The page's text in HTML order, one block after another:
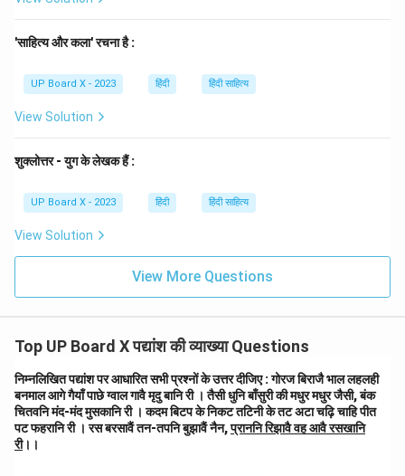
'साहित्य और कला' रचना है :
UP Board X - 2023 हिंदी हिंदी साहित्य
View Solution
शुक्लोत्तर - युग के लेखक हैं :
UP Board X - 2023 हिंदी हिंदी साहित्य
View Solution
View More Questions
Top UP Board X पद्यांश की व्याख्या Questions
निम्नलिखित पद्यांश पर आधारित सभी प्रश्नों के उत्तर दीजिए : गोरज बिराजै भाल लहलही
बनमाल आगे गैयाँ पाछे ग्वाल गावै मृदु बानि री । तैसी धुनि बाँसुरी की मधुर मधुर जैसी, बंक
चितवनि मंद-मंद मुसकानि री । कदम बिटप के निकट तटिनी के तट अटा चढ़ि चाहि पीत
पट फहरानि री । रस बरसावैं तन-तपनि बुझावैं नैन,प्राननि रिझावै वह आवै रसखानि
री।।